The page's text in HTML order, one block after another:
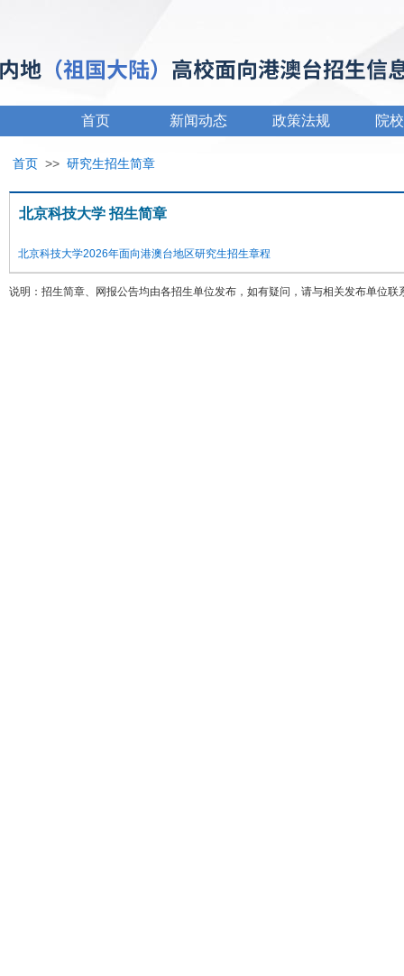
首页 新闻动态 政策法规 院
首页 >> 研究生招生简章
北京科技大学 招生简章
北京科技大学2026年面向港澳台地区研究生招生章程
说明：招生简章、网报公告均由各招生单位发布，如有疑问，请与相关发布单位